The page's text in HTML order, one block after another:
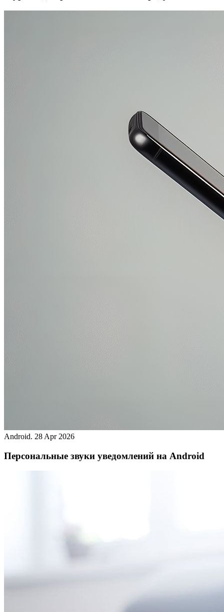
Android. 28 Apr 2026
Персональные звуки уведомлений на Android